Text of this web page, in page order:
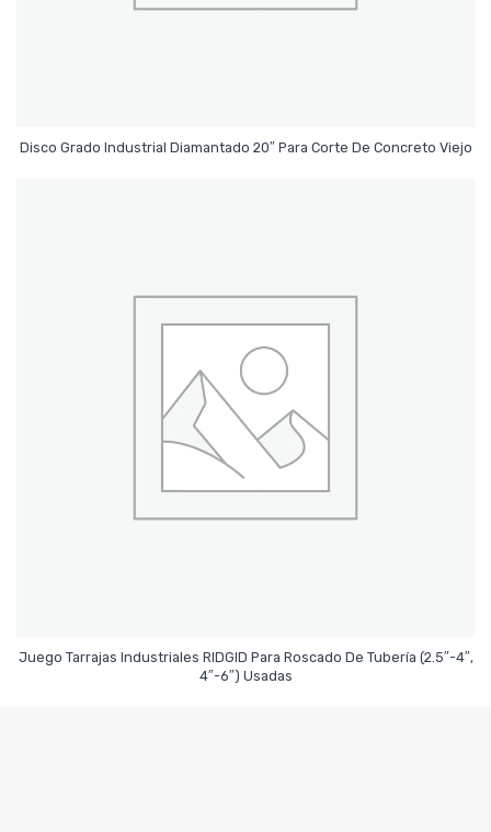
Disco Grado Industrial Diamantado 20″ Para Corte De Concreto Viejo
Juego Tarrajas Industriales RIDGID Para Roscado De Tubería (2.5″-4″,
4″-6″) Usadas
Leer Más